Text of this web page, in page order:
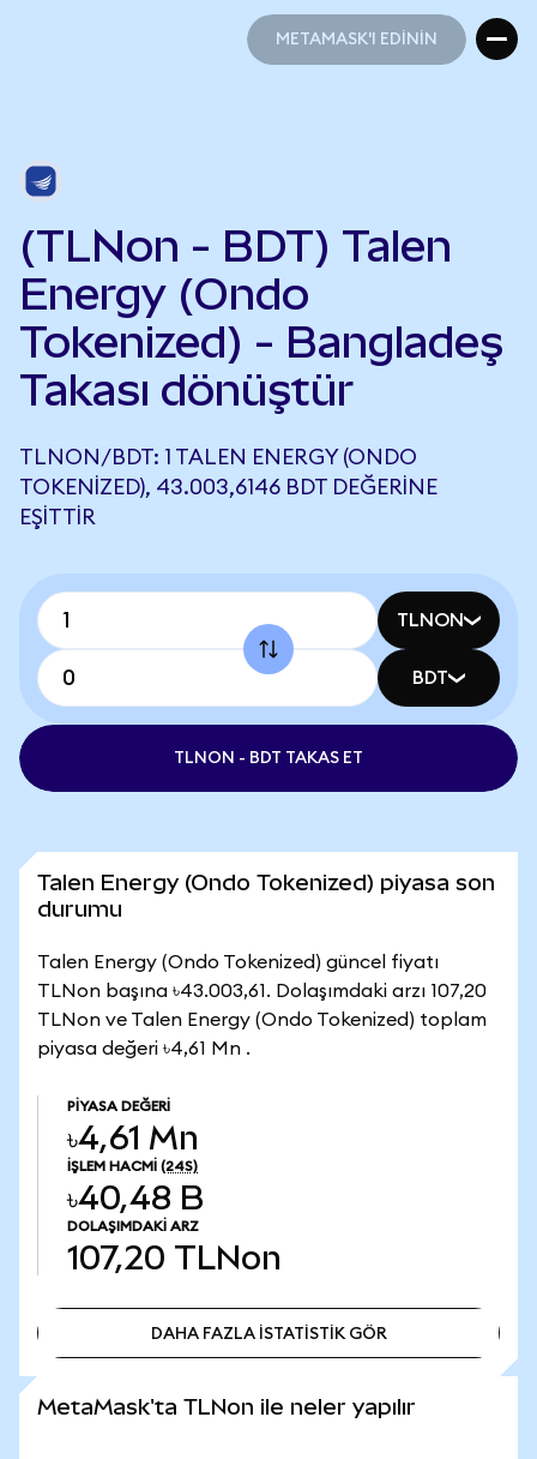
METAMASK'I EDİNİN
(TLNon - BDT) Talen
Energy (Ondo
Tokenized) - Bangladeş
Takası dönüştür
TLNON/BDT: 1 TALEN ENERGY (ONDO
TOKENIZED), 43.003,6146 BDT DEĞERINE
EŞITTIR
TLNON
BDT
TLNON - BDT TAKAS ET
Talen Energy (Ondo Tokenized) piyasa son
durumu
Talen Energy (Ondo Tokenized) güncel fiyatı
TLNon başına ৳43.003,61. Dolaşımdaki arzı 107,20
TLNon ve Talen Energy (Ondo Tokenized) toplam
piyasa değeri ৳4,61 Mn .
PIYASA DEĞERI
৳4,61 Mn
İŞLEM HACMI (24S)
৳40,48 B
DOLAŞIMDAKI ARZ
107,20 TLNon
DAHA FAZLA İSTATİSTİK GÖR
MetaMask'ta TLNon ile neler yapılır